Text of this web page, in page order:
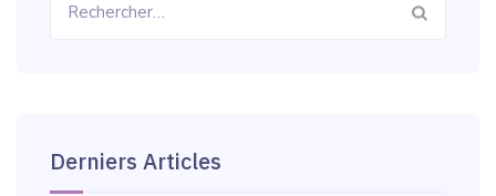
Derniers Articles